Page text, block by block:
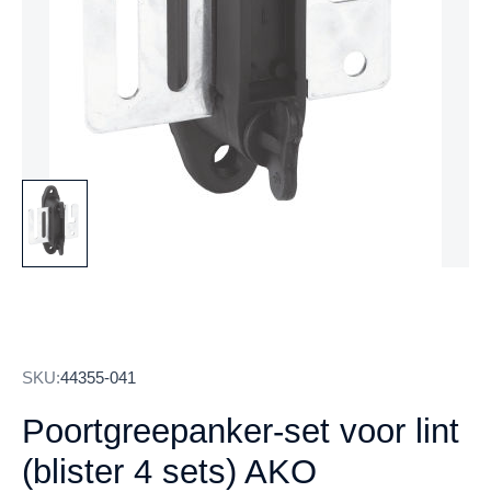
SKU:44355-041
Poortgreepanker-set voor lint
(blister 4 sets) AKO